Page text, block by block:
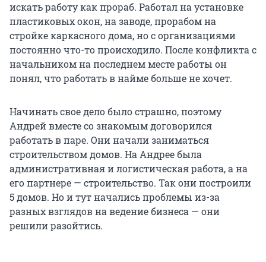
искать работу как прораб. Работал на установке
пластиковых окон, на заводе, прорабом на
стройке каркасного дома, но с организациями
постоянно что-то происходило. После конфликта с
начальником на последнем месте работы он
понял, что работать в найме больше не хочет.
Начинать свое дело было страшно, поэтому
Андрей вместе со знакомым договорился
работать в паре. Они начали заниматься
строительством домов. На Андрее была
административная и логистическая работа, а на
его партнере — строительство. Так они построили
5 домов. Но и тут начались проблемы из-за
разных взглядов на ведение бизнеса — они
решили разойтись.